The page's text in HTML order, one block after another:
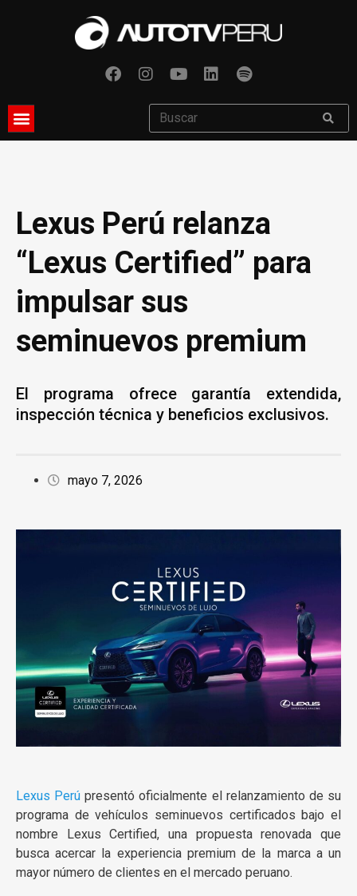
Lexus Perú relanza
“Lexus Certified” para
impulsar sus
seminuevos premium
El programa ofrece garantía extendida,
inspección técnica y beneficios exclusivos.
mayo 7, 2026
Lexus Perú presentó oficialmente el relanzamiento de su
programa de vehículos seminuevos certificados bajo el
nombre Lexus Certified, una propuesta renovada que
busca acercar la experiencia premium de la marca a un
mayor número de clientes en el mercado peruano.